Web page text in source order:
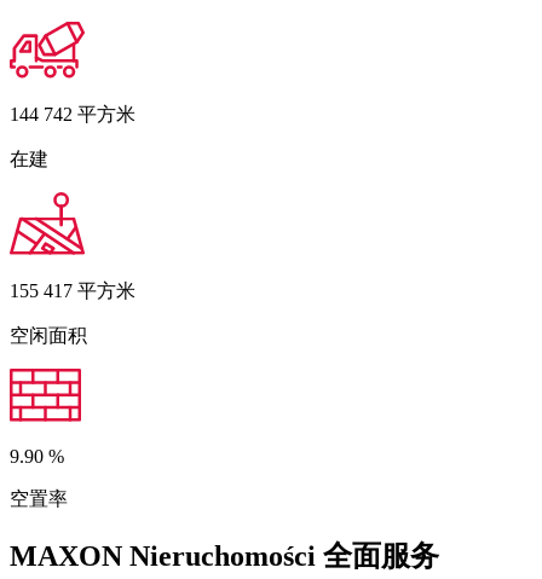
144 742 平方米
在建
155 417 平方米
空闲面积
9.90 %
空置率
MAXON Nieruchomości 全面服务